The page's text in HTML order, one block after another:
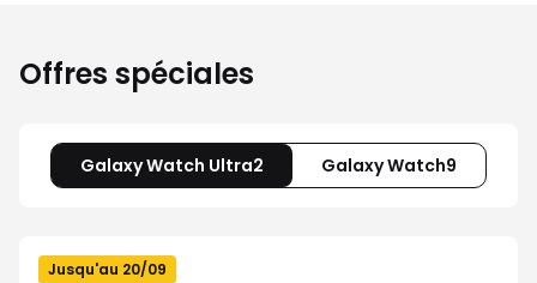
Offres spéciales
Galaxy Watch Ultra2 Galaxy Watch9
Jusqu'au 20/09